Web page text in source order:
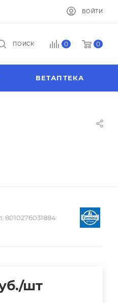
ВОЙТИ
0 0
ПОИСК
ВЕТАПТЕКА
8010276031884
/шт